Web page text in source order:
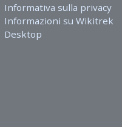
Informativa sulla privacy
Informazioni su Wikitrek
Desktop